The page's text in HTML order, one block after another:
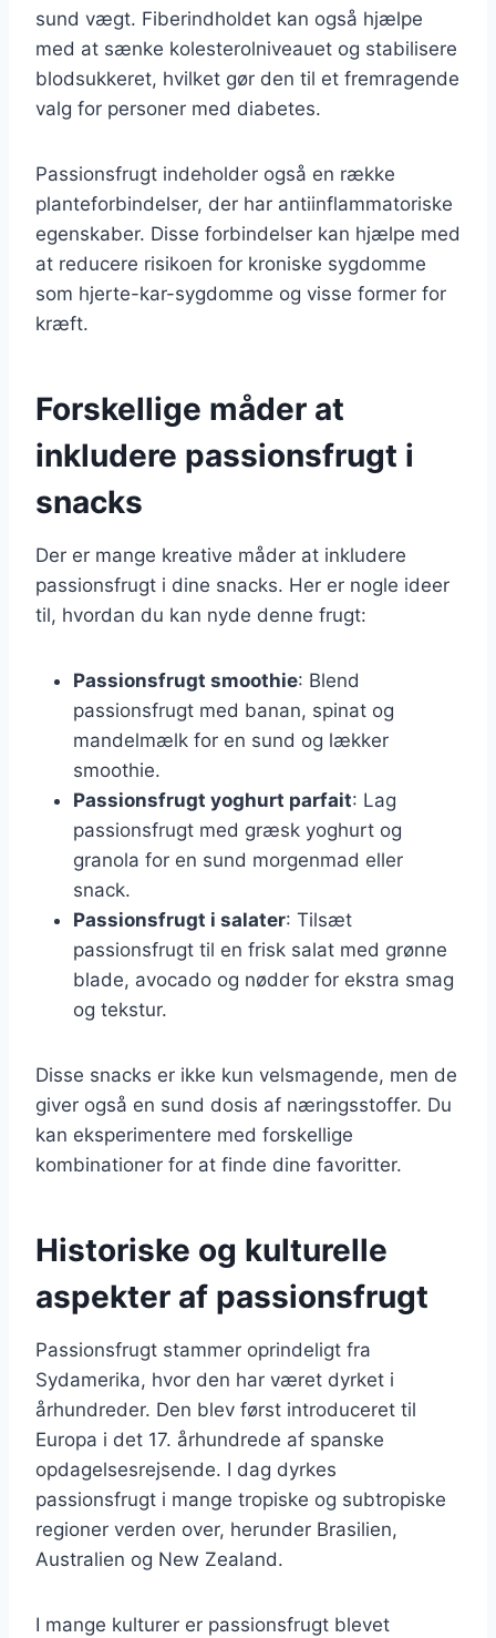
sund vægt. Fiberindholdet kan også hjælpe
med at sænke kolesterolniveauet og stabilisere
blodsukkeret, hvilket gør den til et fremragende
valg for personer med diabetes.
Passionsfrugt indeholder også en række
planteforbindelser, der har antiinflammatoriske
egenskaber. Disse forbindelser kan hjælpe med
at reducere risikoen for kroniske sygdomme
som hjerte-kar-sygdomme og visse former for
kræft.
Forskellige måder at
inkludere passionsfrugt i
snacks
Der er mange kreative måder at inkludere
passionsfrugt i dine snacks. Her er nogle ideer
til, hvordan du kan nyde denne frugt:
Passionsfrugt smoothie: Blend
passionsfrugt med banan, spinat og
mandelmælk for en sund og lækker
smoothie.
Passionsfrugt yoghurt parfait: Lag
passionsfrugt med græsk yoghurt og
granola for en sund morgenmad eller
snack.
Passionsfrugt i salater: Tilsæt
passionsfrugt til en frisk salat med grønne
blade, avocado og nødder for ekstra smag
og tekstur.
Disse snacks er ikke kun velsmagende, men de
giver også en sund dosis af næringsstoffer. Du
kan eksperimentere med forskellige
kombinationer for at finde dine favoritter.
Historiske og kulturelle
aspekter af passionsfrugt
Passionsfrugt stammer oprindeligt fra
Sydamerika, hvor den har været dyrket i
århundreder. Den blev først introduceret til
Europa i det 17. århundrede af spanske
opdagelsesrejsende. I dag dyrkes
passionsfrugt i mange tropiske og subtropiske
regioner verden over, herunder Brasilien,
Australien og New Zealand.
I mange kulturer er passionsfrugt blevet